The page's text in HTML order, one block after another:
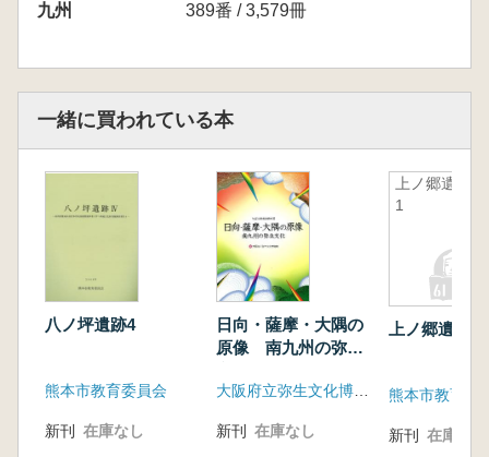
九州
389番 / 3,579冊
一緒に買われている本
八ノ坪遺跡4
熊本市教育委員会
新刊 在庫なし
日向・薩摩・大隅の
原像 南九州の弥生
大阪府立弥生文化博物館
新刊 在庫なし
上ノ郷遺跡
1
上ノ郷遺跡1
熊本市教育委
新刊 在庫なし